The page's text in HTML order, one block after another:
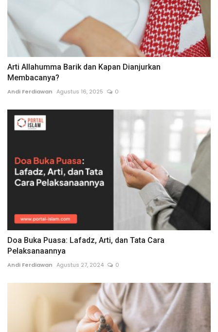
Arti Allahumma Barik dan Kapan Dianjurkan
Membacanya?
Andi Ferdiawan Agustus 16, 2025 0
Doa Buka Puasa: Lafadz, Arti, dan Tata Cara
Pelaksanaannya
Andi Ferdiawan Agustus 27, 2024 0